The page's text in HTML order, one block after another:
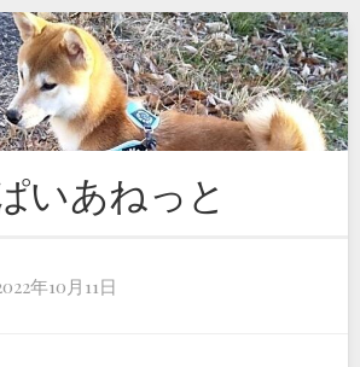
いあねっと
年10月11日